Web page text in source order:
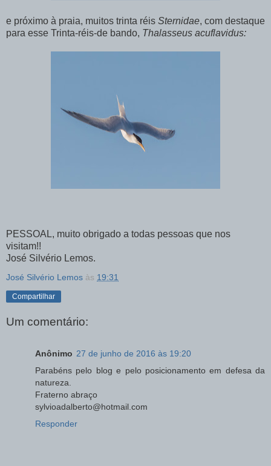
e próximo à praia, muitos trinta réis Sternidae, com destaque
para esse Trinta-réis-de bando, Thalasseus acuflavidus:
PESSOAL, muito obrigado a todas pessoas que nos
visitam!!
José Silvério Lemos.
José Silvério Lemos às 19:31
Compartilhar
Um comentário:
Anônimo 27 de junho de 2016 às 19:20
Parabéns pelo blog e pelo posicionamento em defesa da
natureza.
Fraterno abraço
sylvioadalberto@hotmail.com
Responder